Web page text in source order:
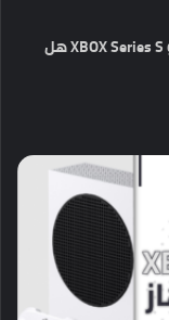
أي جهاز يجب عليك أن تشتري XBOX Series X أو XBOX Series S هل